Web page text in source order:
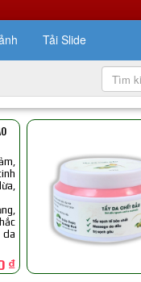
Tải Slide